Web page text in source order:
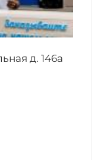
д. 146а